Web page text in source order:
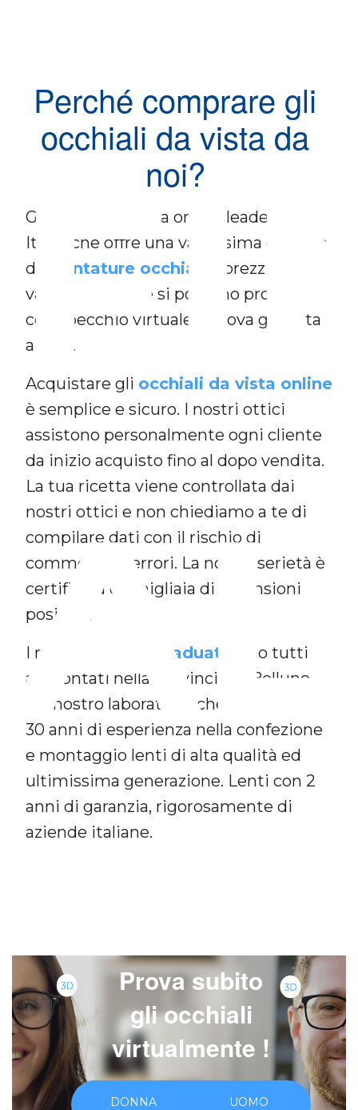
AL
Perché comprare gli
occhiali da vista da
noi?
Glance24 è l’ottica online leader in
Italia, che offre una vastissima gamma
di
montature occhiali
a prezzi
vantaggiosi, che si possono provare
con specchio virtuale o prova gratuita
a casa.
Acquistare gli occhiali da vista online
è semplice e sicuro. I nostri ottici
assistono personalmente ogni cliente
da inizio acquisto fino al dopo vendita.
La tua ricetta viene controllata dai
nostri ottici e non chiediamo a te di
compilare dati con il rischio di
commettere errori. La nostra serietà è
certificata da migliaia di recensioni
positive.
I nostri
occhiali graduati
sono tutti
approntati nella provincia di Belluno
dal nostro laboratorio che vanta oltre
30 anni di esperienza nella confezione
e montaggio lenti di alta qualità ed
ultimissima generazione. Lenti con 2
anni di garanzia, rigorosamente di
aziende italiane.
Prova subito
gli occhiali
virtualmente !
DONNA UOMO